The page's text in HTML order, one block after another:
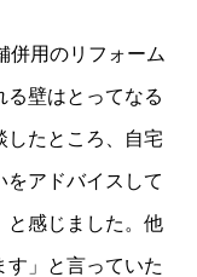
併用のリフォーム
る壁はとってなる
したところ、自宅
をアドバイスして
と感じました。他
す」と言っていた